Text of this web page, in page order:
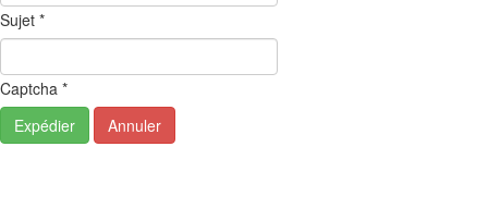
Sujet *
Captcha *
Expédier
Annuler